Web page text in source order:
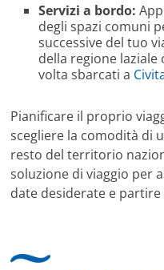
Servizi a bordo:
degli spazi comuni
successive del tuo
della regione laziale
volta sbarcati a
Pianificare il proprio
scegliere la comodità di
resto del territorio
soluzione di viaggio per
date desiderate e partire